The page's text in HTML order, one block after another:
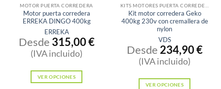
en
la
página
de
producto
MOTOR PUERTA CORREDERA
Motor puerta corredera
ERREKA DINGO 400kg
ERREKA
Desde 315,00€
(IVA incluido)
VER OPCIONES
Kit motor corredera Geko
400kg 230v con cremallera de
nylon
VDS
Desde 234,90€
(IVA incluido)
VER OPCIONES